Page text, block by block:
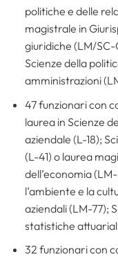
politiche e delle
magistrale in
giuridiche (LM/SC-
Scienze della
amministrazioni
47 funzionari con
laurea in Scienze
aziendale (L-18);
(L-41) o laurea
dell’economia
l’ambiente e la
aziendali (LM-77);
statistiche
32 funzionari con